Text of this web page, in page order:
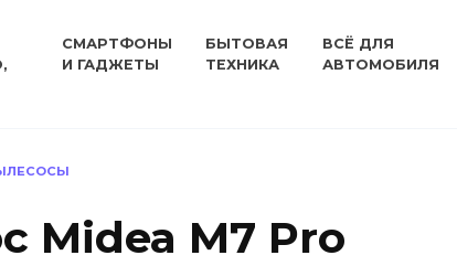
СМАРТФОНЫ
И ГАДЖЕТЫ
БЫТОВАЯ
ТЕХНИКА
ВСЁ ДЛЯ
АВТОМОБИЛЯ
Midea M7 Pro